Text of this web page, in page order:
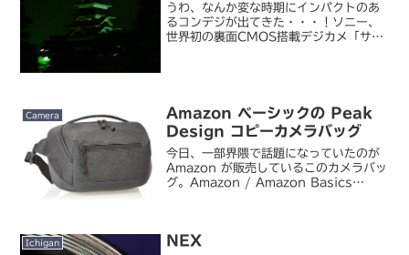
うわ、なんか変な時期にインパクトのあ
るコンデジが出てきた・・・！ソニー、
世界初の裏面CMOS搭載デジカメ「サイ
Camera
Amazon ベーシックの Peak
Design コピーカメラバッグ
今日、一部界隈で話題になっていたのが
Amazon が販売しているこのカメラバッ
グ。Amazon / Amazon Basics
Ichigan NEX